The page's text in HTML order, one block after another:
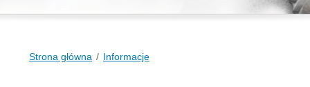
Strona główna Informacje